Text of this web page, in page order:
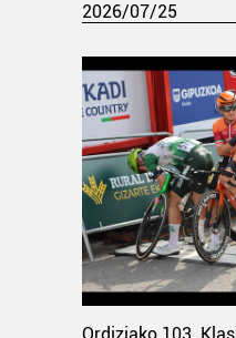
2026/07/25